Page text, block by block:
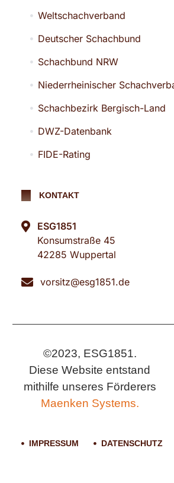
Weltschachverband
Deutscher Schachbund
Schachbund NRW
Niederrheinischer
Schachbezirk Bergisch-Land
DWZ-Datenbank
FIDE-Rating
KONTAKT
ESG1851
Konsumstraße 45
42285 Wuppertal
vorsitz@esg1851.de
©2023, ESG1851.
Diese Website entstand
mithilfe unseres Förderers
Maenken Systems.
IMPRESSUM DATENSCHUTZ